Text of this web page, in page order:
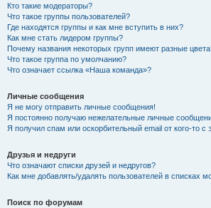
Кто такие модераторы?
Что такое группы пользователей?
Где находятся группы и как мне вступить в них?
Как мне стать лидером группы?
Почему названия некоторых групп имеют разные
Что такое группа по умолчанию?
Что означает ссылка «Наша команда»?
Личные сообщения
Я не могу отправить личные сообщения!
Я постоянно получаю нежелательные личные
Я получил спам или оскорбительный email от кого-то с
Друзья и недруги
Что означают списки друзей и недругов?
Как мне добавлять/удалять пользователей в списках
Поиск по форумам